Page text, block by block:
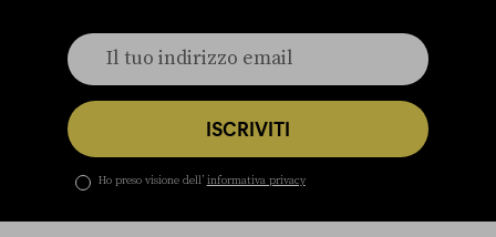
ISCRIVITI
Ho preso visione dell’ informativa privacy